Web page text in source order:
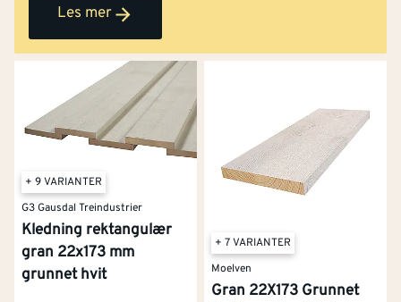
Les mer
+ 9 VARIANTER
G3 Gausdal Treindustrier
Kledning rektangulær
gran 22x173 mm
grunnet hvit
+ 7 VARIANTER
Moelven
Gran 22X173 Grunnet